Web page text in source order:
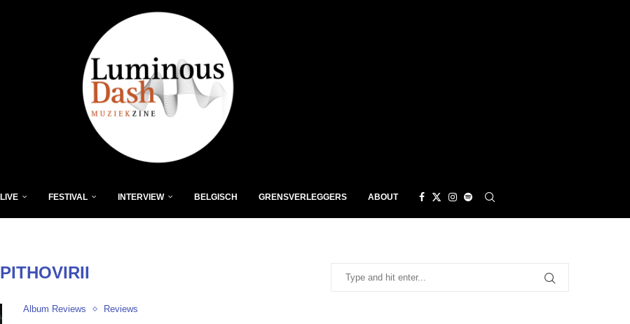
LIVE FESTIVAL INTERVIEW BELGISCH GRENSVERLEGGERS ABOUT
PITHOVIRII
Album Reviews Reviews